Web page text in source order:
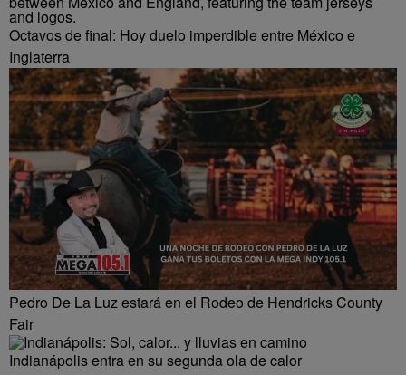
Octavos de final: Hoy duelo imperdible entre México e
Inglaterra
Pedro De La Luz estará en el Rodeo de Hendricks County
Fair
Indianápolis entra en su segunda ola de calor